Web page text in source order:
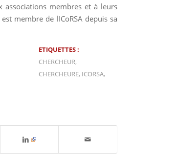
associations membres et à leurs
membre de lICoRSA depuis sa
ETIQUETTES :
CHERCHEUR,
CHERCHEURE, ICORSA,